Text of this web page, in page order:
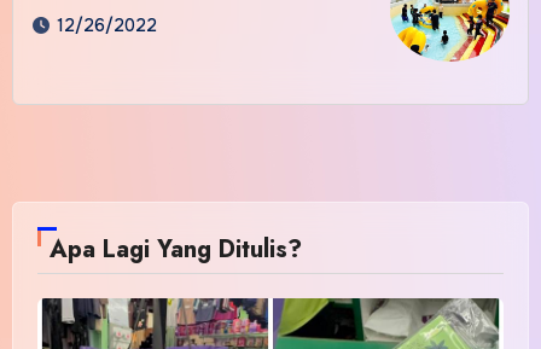
12/26/2022
Apa Lagi Yang Ditulis?